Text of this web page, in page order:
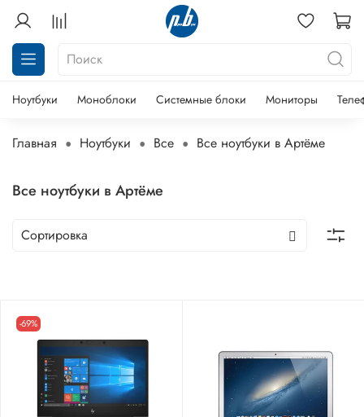
Ноутбуки Моноблоки Системные блоки Мониторы
Главная Ноутбуки Все Все ноутбуки в Артёме
Все ноутбуки в Артёме
-69%